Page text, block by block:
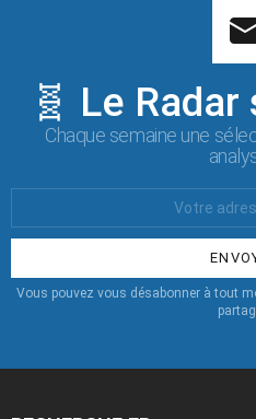
🧬 Le
Chaque semaine une
:
Vous pouvez vous désabonner à tout